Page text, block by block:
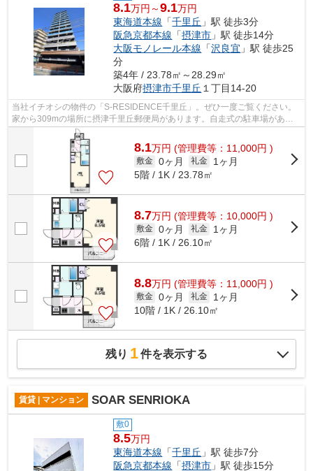
8.1万円～9.1万円
東海道本線 「千里丘 」駅 徒歩3分
阪急京都本線 「摂津市 」駅 徒歩14分
大阪モノレール本線 「沢良宜 」駅 徒歩25
分
築4年 / 23.78㎡～28.29㎡
大阪府摂津市千里丘 １丁目14-20
当社イチオシの物件の「S-RESIDENCE千里丘」。ぜひ一度ご覧ください。
家から309mの場所に摂津千里丘郵便局があります。自走式の駐車場がある
物件です。共用部には敷地内ごみ置き場・エ...
8.1万円 (管理費等：11,000円 )
敷金 0ヶ月 礼金
1ヶ月
5階 / 1K / 23.78㎡
8.7万円 (管理費等：10,000円 )
敷金 0ヶ月 礼金
1ヶ月
6階 / 1K / 26.10㎡
8.8万円 (管理費等：11,000円 )
敷金 0ヶ月 礼金
1ヶ月
10階 / 1K / 26.10㎡
残り 1件を表示する
賃貸 | マンション SOAR SENRIOKA
敷0
8.5万円
東海道本線 「千里丘 」駅 徒歩7分
阪急京都本線 「摂津市 」駅 徒歩15分